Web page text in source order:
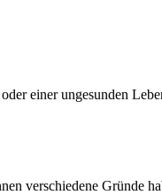
einer ungesunden
verschiedene Gründe